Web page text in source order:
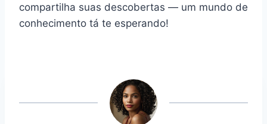
compartilha suas descobertas — um mundo de
conhecimento tá te esperando!